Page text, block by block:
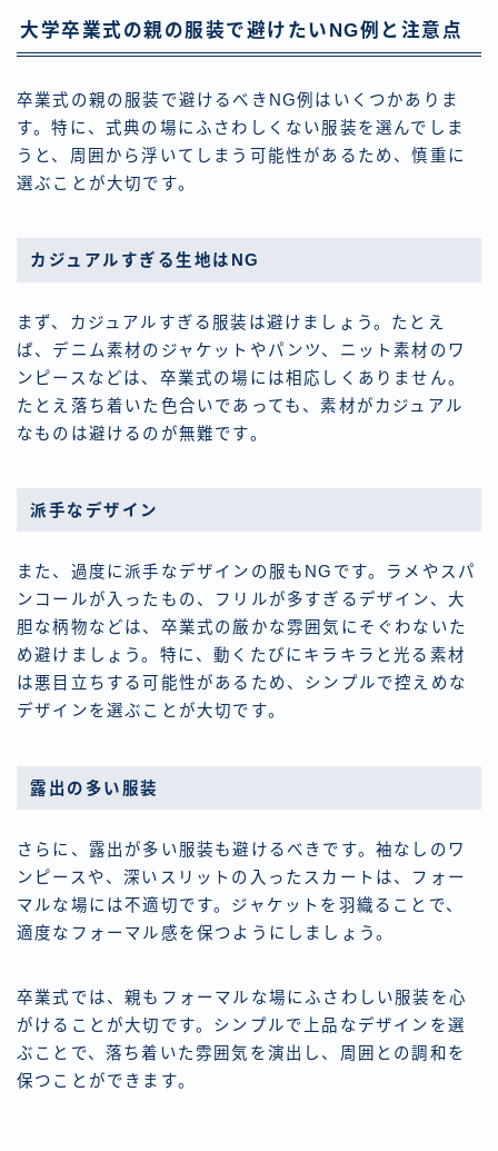
大学卒業式の親の服装で避けたいNG例と注意点
卒業式の親の服装で避けるべきNG例はいくつかありま
す。特に、式典の場にふさわしくない服装を選んでしま
うと、周囲から浮いてしまう可能性があるため、慎重に
選ぶことが大切です。
カジュアルすぎる生地はNG
まず、カジュアルすぎる服装は避けましょう。たとえ
ば、デニム素材のジャケットやパンツ、ニット素材のワ
ンピースなどは、卒業式の場には相応しくありません。
たとえ落ち着いた色合いであっても、素材がカジュアル
なものは避けるのが無難です。
派手なデザイン
また、過度に派手なデザインの服もNGです。ラメやスパ
ンコールが入ったもの、フリルが多すぎるデザイン、大
胆な柄物などは、卒業式の厳かな雰囲気にそぐわないた
め避けましょう。特に、動くたびにキラキラと光る素材
は悪目立ちする可能性があるため、シンプルで控えめな
デザインを選ぶことが大切です。
露出の多い服装
さらに、露出が多い服装も避けるべきです。袖なしのワ
ンピースや、深いスリットの入ったスカートは、フォー
マルな場には不適切です。ジャケットを羽織ることで、
適度なフォーマル感を保つようにしましょう。
卒業式では、親もフォーマルな場にふさわしい服装を心
がけることが大切です。シンプルで上品なデザインを選
ぶことで、落ち着いた雰囲気を演出し、周囲との調和を
保つことができます。